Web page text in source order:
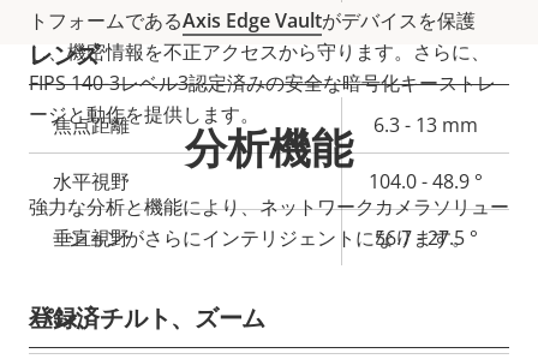
トフォームであるAxis Edge Vaultがデバイスを保護
し、機密情報を不正アクセスから守ります。さらに、
FIPS 140-3レベル3認定済みの安全な暗号化キーストレ
ージと動作を提供します。
明
レンズ
プ
ロ
パ
テ
ィ
説
明
プ
ロ
パ
テ
値
焦点距離 6.3 - 13 mm
水平視野 104.0 - 48.9 °
垂直視野 56.7 - 27.5 °
パン、チルト、ズーム
分析機能
強力な分析と機能により、ネットワークカメラソリュー
ションがさらにインテリジェントになります。
登録済